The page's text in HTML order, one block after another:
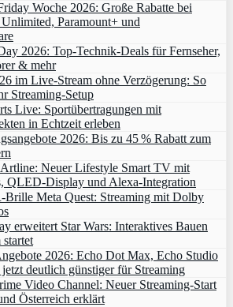
Woche 2026: Große Rabatte bei
Paramount+ und
2026: Top-Technik-Deals für Fernseher,
& mehr
im Live-Stream ohne Verzögerung: So
Streaming-Setup
Live: Sportübertragungen mit
in Echtzeit erleben
2026: Bis zu 45 % Rabatt zum
Neuer Lifestyle Smart TV mit
QLED‑Display und Alexa‑Integration
Meta Quest: Streaming mit Dolby
erweitert Star Wars: Interaktives Bauen
2026: Echo Dot Max, Echo Studio
deutlich günstiger für Streaming
Video Channel: Neuer Streaming‑Start
Österreich erklärt